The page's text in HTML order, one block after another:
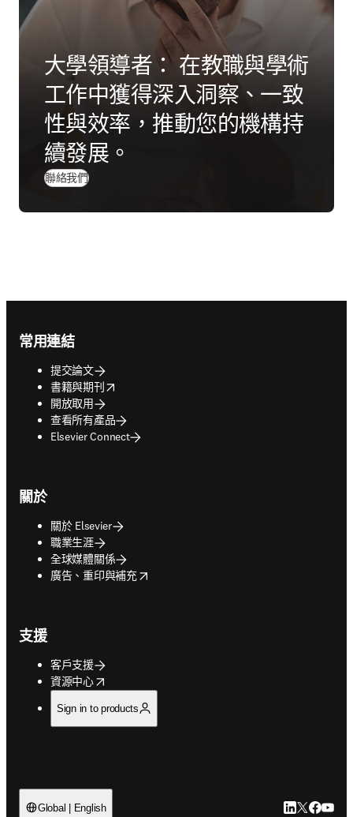
大學領導者： 在教職與學術
工作中獲得深入洞察、一致
性與效率，推動您的機構持
續發展。
聯絡我們
常用連結
提交論文
書籍與期刊
opens in new tab/window
開放取用
查看所有產品
Elsevier Connect
關於
關於 Elsevier
職業生涯
全球媒體關係
廣告、重印與補充
opens in new tab/window
支援
客戶支援
資源中心
opens in new tab/window
Sign in to products
Global | English LinkedIn 打
Twitter 打